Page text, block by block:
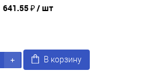
641.55 ₽/ шт
В корзину